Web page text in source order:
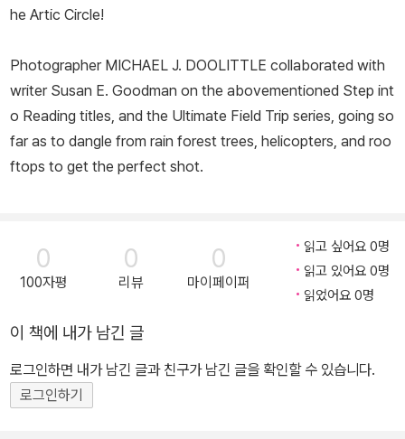
he Artic Circle!
Photographer MICHAEL J. DOOLITTLE collaborated with
writer Susan E. Goodman on the abovementioned Step int
o Reading titles, and the Ultimate Field Trip series, going so
far as to dangle from rain forest trees, helicopters, and roo
ftops to get the perfect shot.
0
100자평
0
리뷰
0
마이페이퍼
읽고 싶어요 0명
읽고 있어요 0명
읽었어요 0명
이 책에 내가 남긴 글
로그인하면 내가 남긴 글과 친구가 남긴 글을 확인할 수 있습니다.
로그인하기